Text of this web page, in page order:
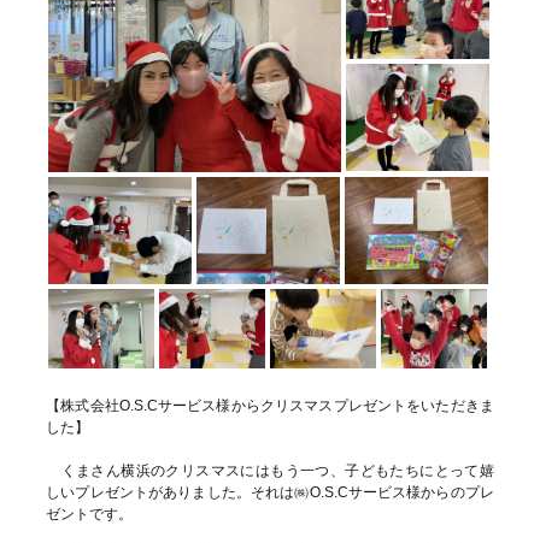
【株式会社O.S.Cサービス様からクリスマスプレゼントをいただきま
した】
くまさん横浜のクリスマスにはもう一つ、子どもたちにとって嬉
しいプレゼントがありました。それは㈱O.S.Cサービス様からのプレ
ゼントです。